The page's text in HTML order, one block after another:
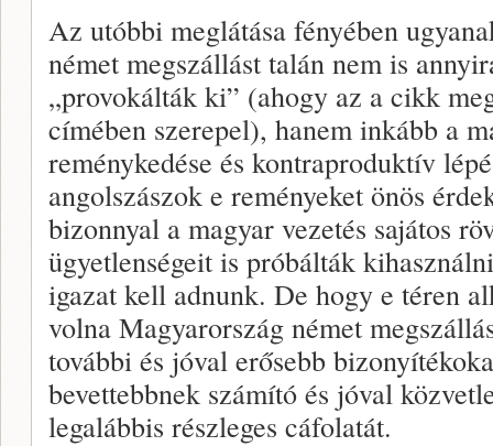
Az utóbbi meglátása fényében
német megszállást talán nem is
„provokálták ki” (ahogy az a cikk
címében szerepel), hanem inkább a
reménykedése és kontraproduktív
angolszászok e reményeket önös
bizonnyal a magyar vezetés sajátos
ügyetlenségeit is próbálták
igazat kell adnunk. De hogy e téren
volna Magyarország német
további és jóval erősebb
bevettebbnek számító és jóval
legalábbis részleges cáfolatát.